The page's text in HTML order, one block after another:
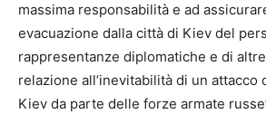
massima responsabilità e ad
evacuazione dalla città di Kiev del
rappresentanze diplomatiche e di
relazione all’inevitabilità di un attacco
Kiev da parte delle forze armate